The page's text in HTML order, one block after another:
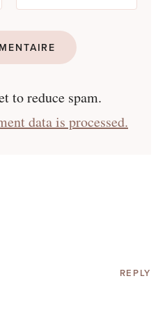
to reduce spam.
data is processed.
REPLY